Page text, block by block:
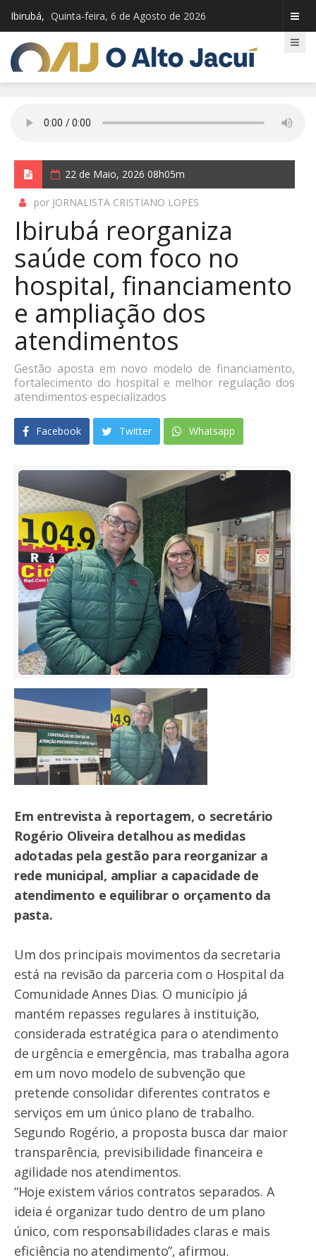
Ibirubá, Quinta-feira, 6 de Agosto de 2026
22 de Maio, 2026 08h05m
por JORNALISTA CRISTIANO LOPES
Ibirubá reorganiza
saúde com foco no
hospital, financiamento
e ampliação dos
atendimentos
Gestão aposta em novo modelo de financiamento,
fortalecimento do hospital e melhor regulação dos
atendimentos especializados
Facebook Twitter Whatsapp
Em entrevista à reportagem, o secretário
Rogério Oliveira detalhou as medidas
adotadas pela gestão para reorganizar a
rede municipal, ampliar a capacidade de
atendimento e equilibrar o orçamento da
pasta.
Um dos principais movimentos da secretaria
está na revisão da parceria com o Hospital da
Comunidade Annes Dias. O município já
mantém repasses regulares à instituição,
considerada estratégica para o atendimento
de urgência e emergência, mas trabalha agora
em um novo modelo de subvenção que
pretende consolidar diferentes contratos e
serviços em um único plano de trabalho.
Segundo Rogério, a proposta busca dar maior
transparência, previsibilidade financeira e
agilidade nos atendimentos.
“Hoje existem vários contratos separados. A
ideia é organizar tudo dentro de um plano
único, com responsabilidades claras e mais
eficiência no atendimento”, afirmou.